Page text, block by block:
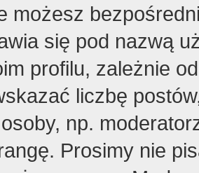
możesz
się pod nazwą
profilu, zależnie
liczbę
np.
Prosimy nie